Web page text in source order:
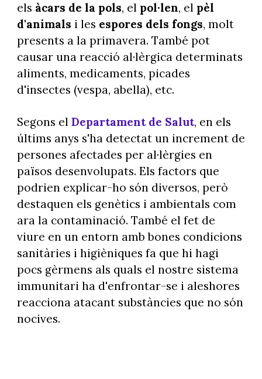
els àcars de la pols, el pol·len, el pèl
d'animals i les espores dels fongs, molt
presents a la primavera. També pot
causar una reacció al·lèrgica determinats
aliments, medicaments, picades
d'insectes (vespa, abella), etc.
Segons el Departament de Salut, en els
últims anys s'ha detectat un increment de
persones afectades per al·lèrgies en
països desenvolupats. Els factors que
podrien explicar-ho són diversos, però
destaquen els genètics i ambientals com
ara la contaminació. També el fet de
viure en un entorn amb bones condicions
sanitàries i higièniques fa que hi hagi
pocs gèrmens als quals el nostre sistema
immunitari ha d'enfrontar-se i aleshores
reacciona atacant substàncies que no són
nocives.